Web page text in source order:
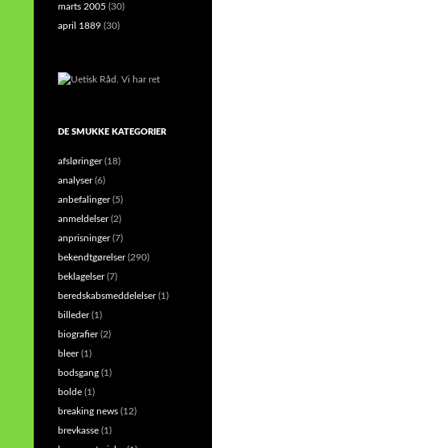
marts 2005 (30)
april 1889 (30)
DE SMUKKE KATEGORIER
afsløringer(18)
analyser(6)
anbefalinger(5)
anmeldelser(2)
anprisninger(7)
bekendtgørelser(290)
beklagelser(7)
beredskabsmeddelelser(1)
billeder(1)
biografier(2)
bleer(1)
bodsgang (1)
bolde (1)
breaking news (12)
brevkasse (1)